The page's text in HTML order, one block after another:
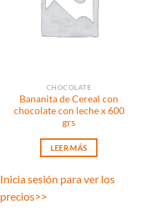
CHOCOLATE
Bananita de Cereal con
chocolate con leche x 600
grs
LEER MÁS
Inicia sesión para ver los
precios>>